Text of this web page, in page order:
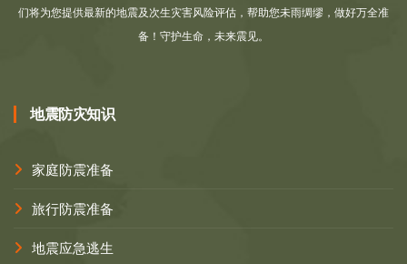
们将为您提供最新的地震及次生灾害风险评估，帮助您未雨绸缪，做好万全准
备！守护生命，未来震见。
地震防灾知识
家庭防震准备
旅行防震准备
地震应急逃生